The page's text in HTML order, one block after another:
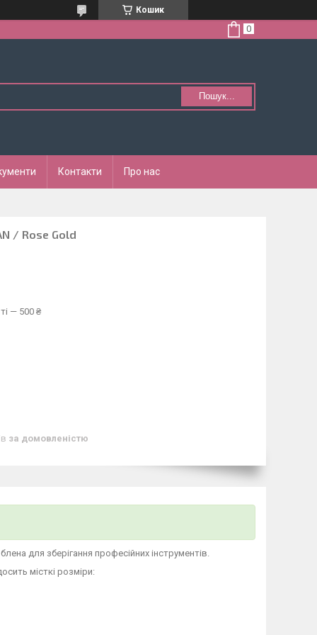
Кошик
Пошук...
Контакти Про нас
/ Rose Gold
— 500 ₴
за домовленістю
для зберігання професійних інструментів.
місткі розміри: